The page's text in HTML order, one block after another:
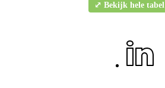
⤢ Bekijk hele tabel